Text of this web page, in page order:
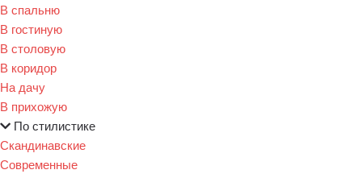
В спальню
В гостиную
В столовую
В коридор
На дачу
В прихожую
По стилистике
Скандинавские
Современные